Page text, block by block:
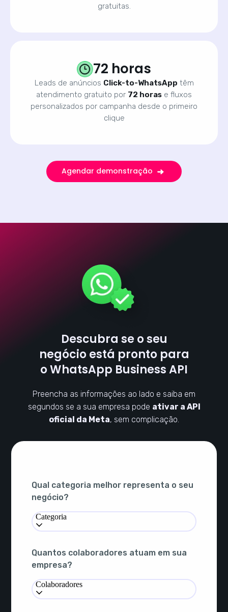
gratuitas.
72 horas
Leads de anúncios Click-to-WhatsApp têm
atendimento gratuito por 72 horas e fluxos
personalizados por campanha desde o primeiro
clique
Agendar demonstração
Qual categoria melhor representa o seu
negócio?
Categoria
Quantos colaboradores atuam em sua
empresa?
Colaboradores
Descubra se o seu
negócio está pronto para
o WhatsApp Business API
Preencha as informações ao lado e saiba em
segundos se a sua empresa pode ativar a API
oficial da Meta, sem complicação.